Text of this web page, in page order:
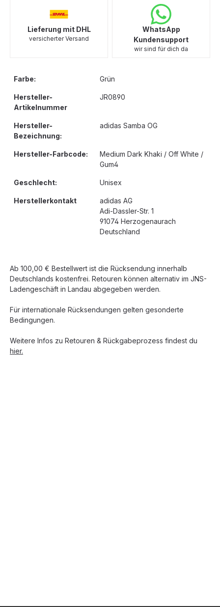
Lieferung mit DHL
versicherter Versand
WhatsApp
Kundensupport
wir sind für dich da
Farbe: Grün
Hersteller-
Artikelnummer
JR0890
Hersteller-
Bezeichnung:
adidas Samba OG
Hersteller-Farbcode:
Medium Dark Khaki / Off White /
Gum4
Geschlecht: Unisex
Herstellerkontakt
adidas AG
Adi-Dassler-Str. 1
91074 Herzogenaurach
Deutschland
Ab 100,00 € Bestellwert ist die Rücksendung innerhalb
Deutschlands kostenfrei. Retouren können alternativ im JNS-
Ladengeschäft in Landau abgegeben werden.
Für internationale Rücksendungen gelten gesonderte
Bedingungen.
Weitere Infos zu Retouren & Rückgabeprozess findest du
hier.